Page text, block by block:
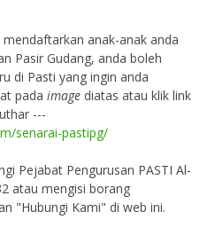
anak-anak anda
Pasir Gudang, anda boleh
di Pasti yang ingin anda
pada image diatas atau klik link
---
senarai-pastipg/
Pejabat Pengurusan PASTI Al-
atau mengisi borang
"Hubungi Kami" di web ini.